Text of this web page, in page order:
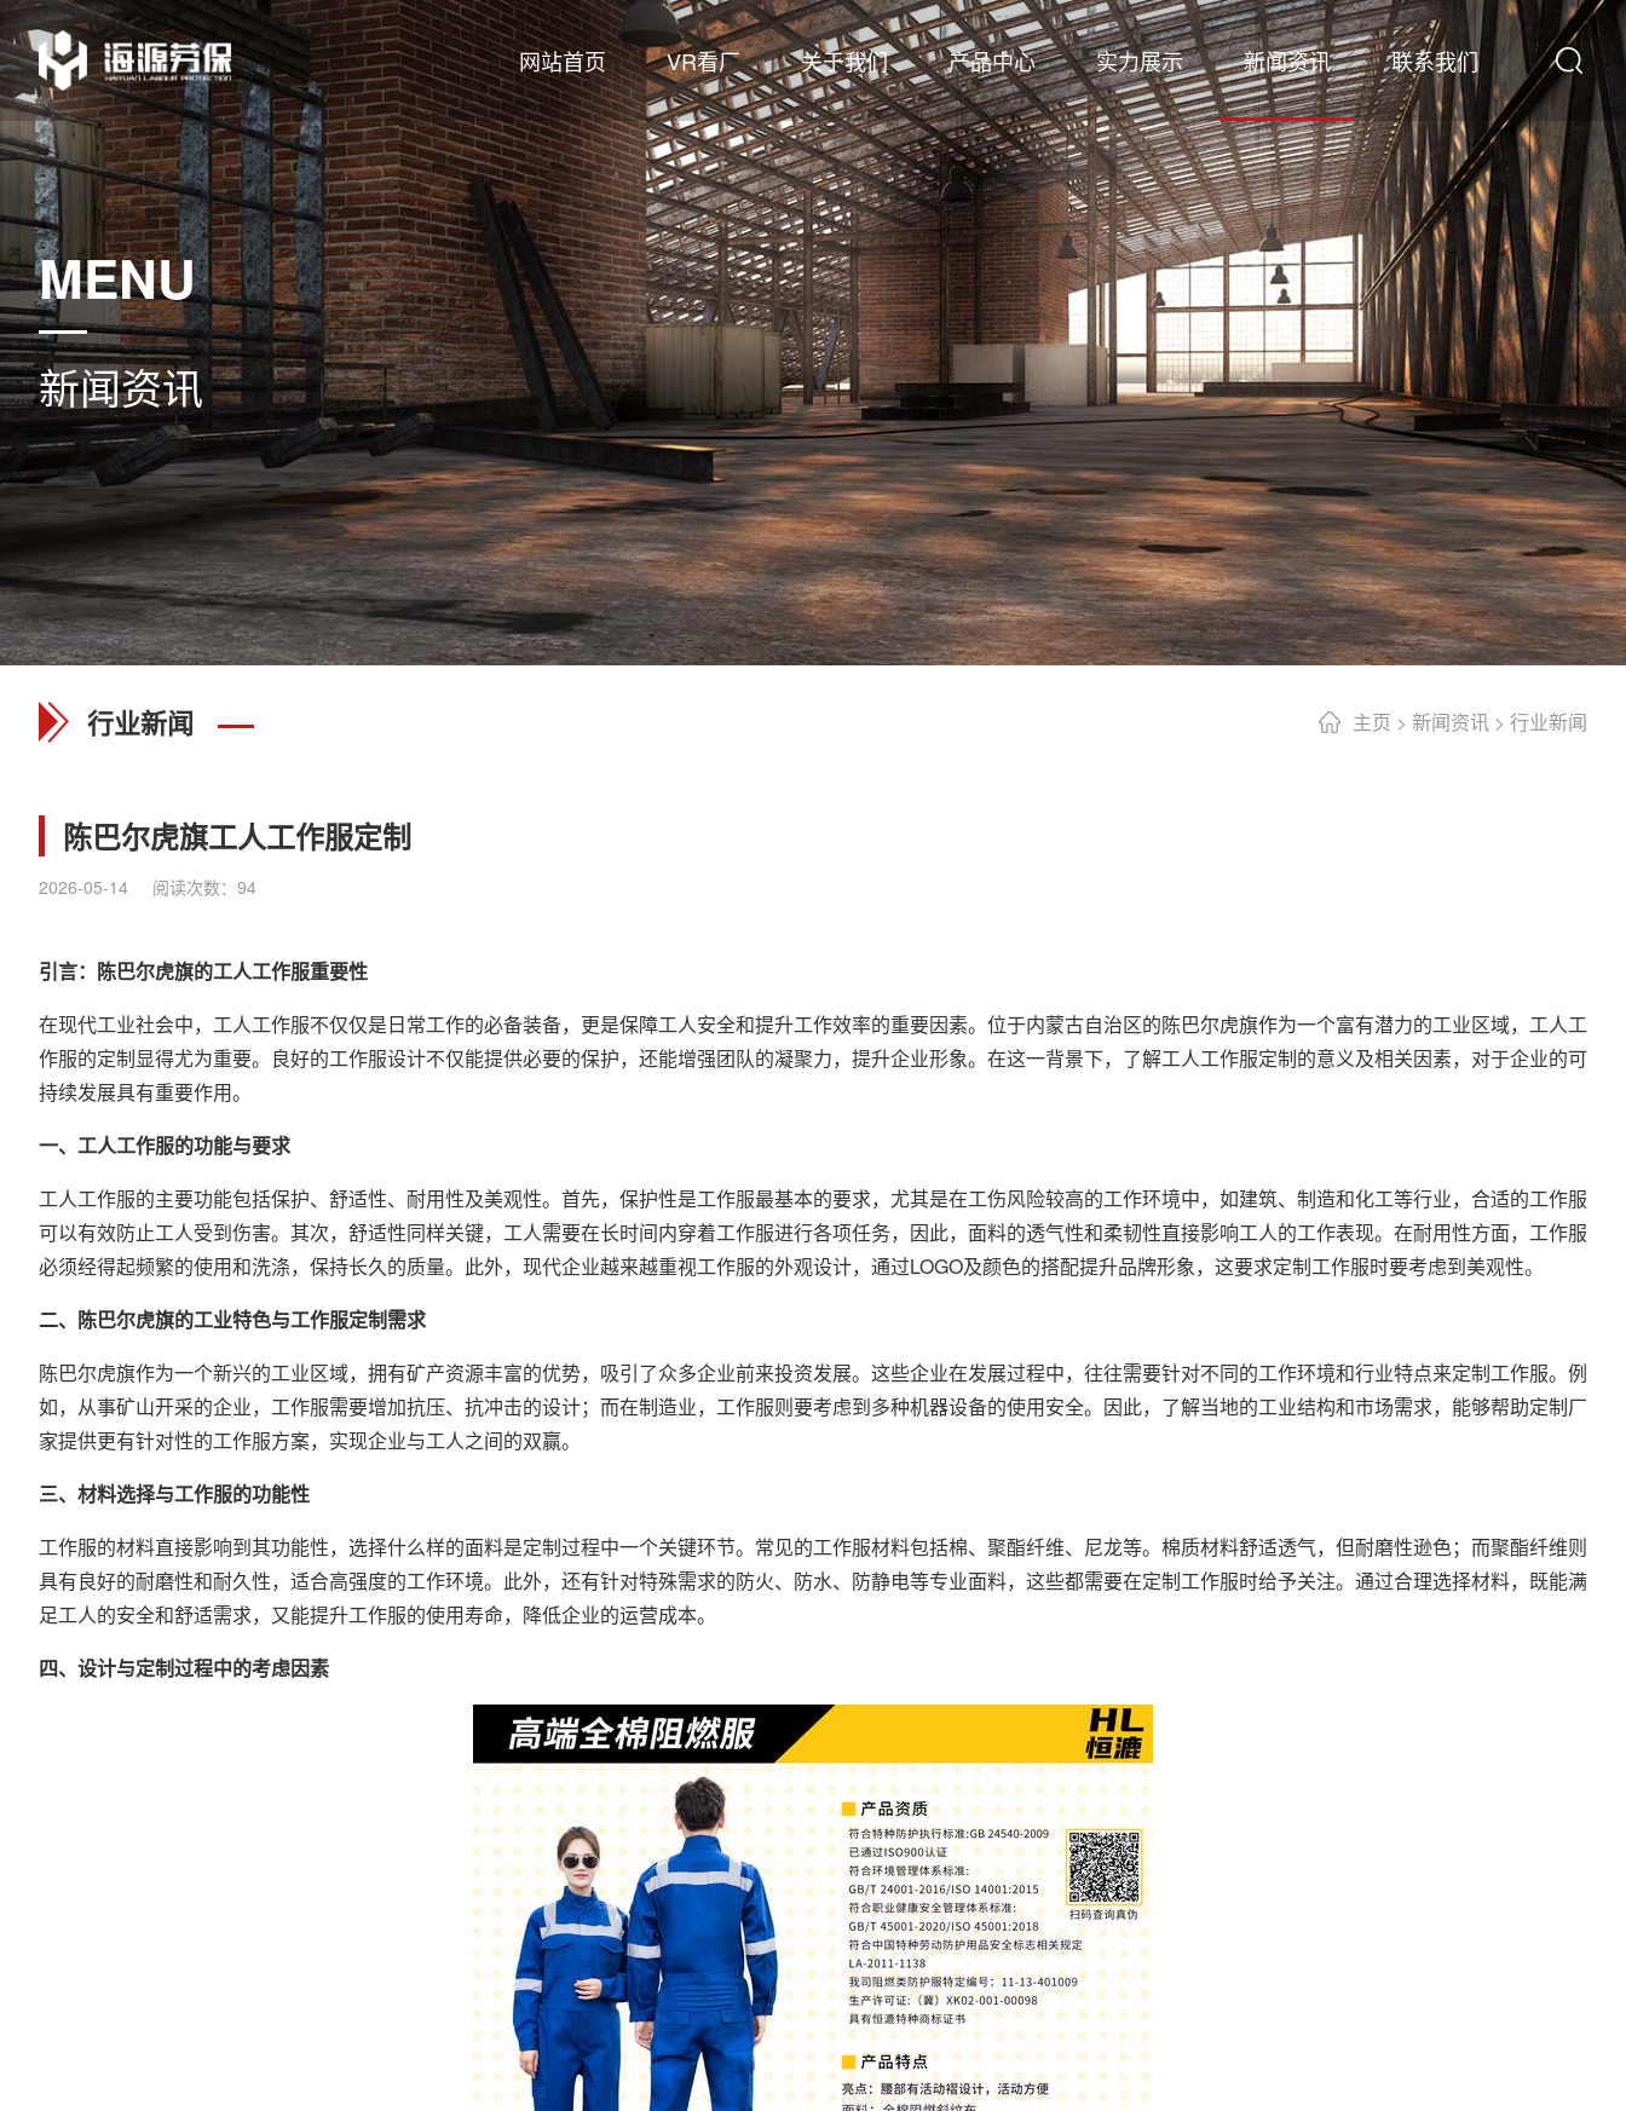
网站首页 VR看厂 关于我们 产品中心 实力展示 新闻资讯 联系我们
MENU
新闻资讯
主页 > 新闻资讯 > 行业新闻
行业新闻
陈巴尔虎旗工人工作服定制
2026-05-14 阅读次数： 94
引言：陈巴尔虎旗的工人工作服重要性
在现代工业社会中，工人工作服不仅仅是日常工作的必备装备，更是保障工人安全和提升工作效率的重要因素。位于内蒙古自治区的陈巴尔虎旗作为一个富有潜力的工业区域，工人工
作服的定制显得尤为重要。良好的工作服设计不仅能提供必要的保护，还能增强团队的凝聚力，提升企业形象。在这一背景下，了解工人工作服定制的意义及相关因素，对于企业的可
持续发展具有重要作用。
一、工人工作服的功能与要求
工人工作服的主要功能包括保护、舒适性、耐用性及美观性。首先，保护性是工作服最基本的要求，尤其是在工伤风险较高的工作环境中，如建筑、制造和化工等行业，合适的工作服
可以有效防止工人受到伤害。其次，舒适性同样关键，工人需要在长时间内穿着工作服进行各项任务，因此，面料的透气性和柔韧性直接影响工人的工作表现。在耐用性方面，工作服
必须经得起频繁的使用和洗涤，保持长久的质量。此外，现代企业越来越重视工作服的外观设计，通过LOGO及颜色的搭配提升品牌形象，这要求定制工作服时要考虑到美观性。
二、陈巴尔虎旗的工业特色与工作服定制需求
陈巴尔虎旗作为一个新兴的工业区域，拥有矿产资源丰富的优势，吸引了众多企业前来投资发展。这些企业在发展过程中，往往需要针对不同的工作环境和行业特点来定制工作服。例
如，从事矿山开采的企业，工作服需要增加抗压、抗冲击的设计；而在制造业，工作服则要考虑到多种机器设备的使用安全。因此，了解当地的工业结构和市场需求，能够帮助定制厂
家提供更有针对性的工作服方案，实现企业与工人之间的双赢。
三、材料选择与工作服的功能性
工作服的材料直接影响到其功能性，选择什么样的面料是定制过程中一个关键环节。常见的工作服材料包括棉、聚酯纤维、尼龙等。棉质材料舒适透气，但耐磨性逊色；而聚酯纤维则
具有良好的耐磨性和耐久性，适合高强度的工作环境。此外，还有针对特殊需求的防火、防水、防静电等专业面料，这些都需要在定制工作服时给予关注。通过合理选择材料，既能满
足工人的安全和舒适需求，又能提升工作服的使用寿命，降低企业的运营成本。
四、设计与定制过程中的考虑因素